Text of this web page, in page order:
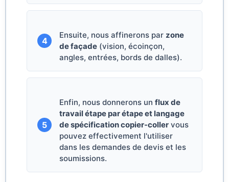
4
Ensuite, nous affinerons par zone
de façade (vision, écoinçon,
angles, entrées, bords de dalles).
5
Enfin, nous donnerons un flux de
travail étape par étape et langage
de spécification copier-coller vous
pouvez effectivement l'utiliser
dans les demandes de devis et les
soumissions.